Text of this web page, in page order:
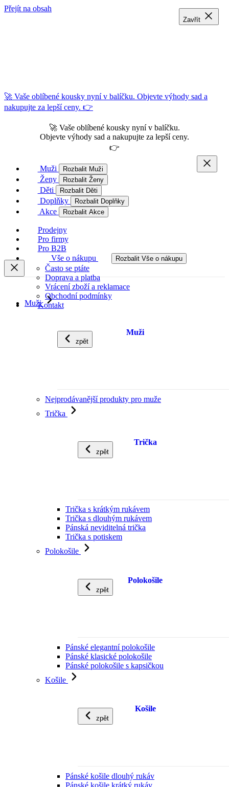
Přejít na obsah
🚀 Vaše oblíbené kousky nyní v balíčku. Objevte výhody sad a
nakupujte za lepší ceny. 👉
🚀 Vaše oblíbené kousky nyní v balíčku.
Objevte výhody sad a nakupujte za lepší ceny.
👉
Muži Rozbalit Muži
Ženy Rozbalit Ženy
Děti Rozbalit Děti
Doplňky Rozbalit Doplňky
Akce Rozbalit Akce
Prodejny
Pro firmy
Pro B2B
Vše o nákupu
Rozbalit Vše o nákupu
Často se ptáte
Doprava a platba
Vrácení zboží a reklamace
Obchodní podmínky
Kontakt
Muži
zpět
Muži
Nejprodávanější produkty pro muže
Trička
zpět
Trička
Trička s krátkým rukávem
Trička s dlouhým rukávem
Pánská neviditelná trička
Trička s potiskem
Polokošile
zpět
Polokošile
Pánské elegantní polokošile
Pánské klasické polokošile
Pánské polokošile s kapsičkou
Košile
zpět
Košile
Pánské košile dlouhý rukáv
Pánské košile krátký rukáv
Zavřít
Zavřít
Zavřít